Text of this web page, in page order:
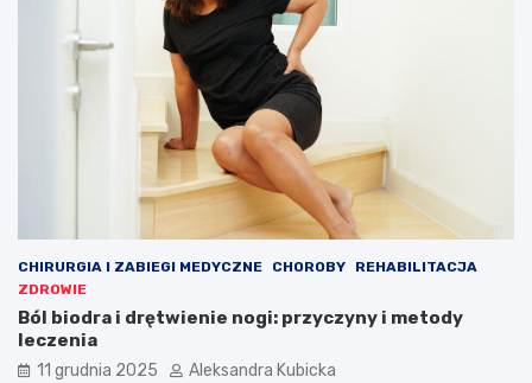
CHIRURGIA I ZABIEGI MEDYCZNE CHOROBY
REHABILITACJA
ZDROWIE
Ból biodra i drętwienie nogi: przyczyny i metody
leczenia
11 grudnia 2025 Aleksandra Kubicka